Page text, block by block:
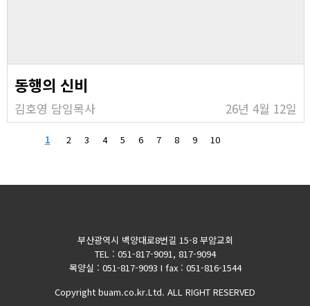
동행의 신비
김호영 담임목사 26년 4월 12일
1 2 3 4 5 6 7 8 9 10
부산광역시 백양대로8번길 15-8 부암교회
TEL : 051-817-9091, 817-9094
목양실 : 051-817-9093 I fax : 051-816-1544
Copyright buam.co.kr.Ltd. ALL RIGHT RESERVED